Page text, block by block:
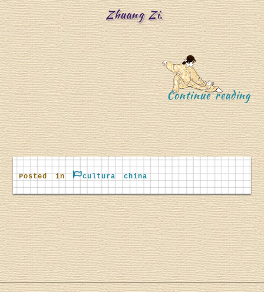
T
s
é
Zhuang Zi.
Continue reading“
D
a
Posted in cultura china